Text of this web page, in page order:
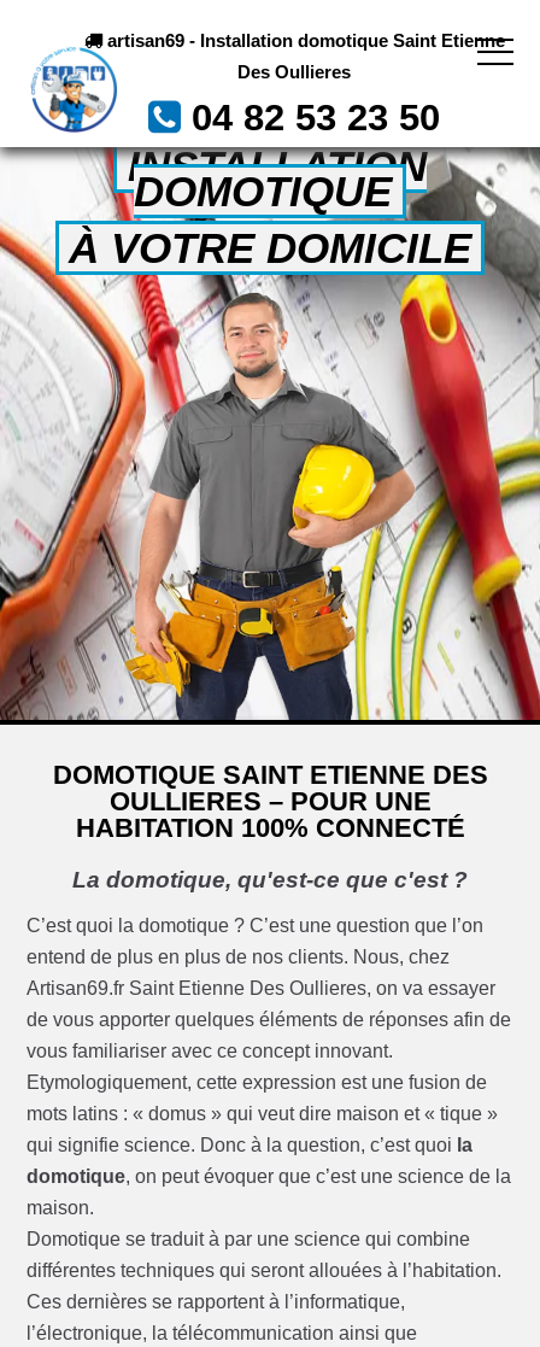
artisan69 - Installation domotique Saint Etienne
Des Oullieres
04 82 53 23 50
INSTALLATION
DOMOTIQUE
À VOTRE DOMICILE
DOMOTIQUE SAINT ETIENNE DES
OULLIERES – POUR UNE
HABITATION 100% CONNECTÉ
La domotique, qu'est-ce que c'est ?
C’est quoi la domotique ? C’est une question que l’on
entend de plus en plus de nos clients. Nous, chez
Artisan69.fr Saint Etienne Des Oullieres, on va essayer
de vous apporter quelques éléments de réponses afin de
vous familiariser avec ce concept innovant.
Etymologiquement, cette expression est une fusion de
mots latins : « domus » qui veut dire maison et « tique »
qui signifie science. Donc à la question, c’est quoi la
domotique, on peut évoquer que c’est une science de la
maison.
Domotique se traduit à par une science qui combine
différentes techniques qui seront allouées à l’habitation.
Ces dernières se rapportent à l’informatique,
l’électronique, la télécommunication ainsi que